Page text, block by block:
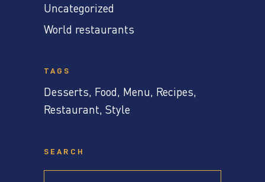
Uncategorized
World restaurants
TAGS
Desserts Food Menu Recipes
Restaurant Style
SEARCH